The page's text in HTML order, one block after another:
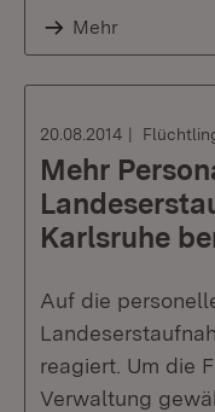
Mehr
20.08.2014
Mehr
Karlsruhe
Auf die
reagiert. Um die
Verwaltung